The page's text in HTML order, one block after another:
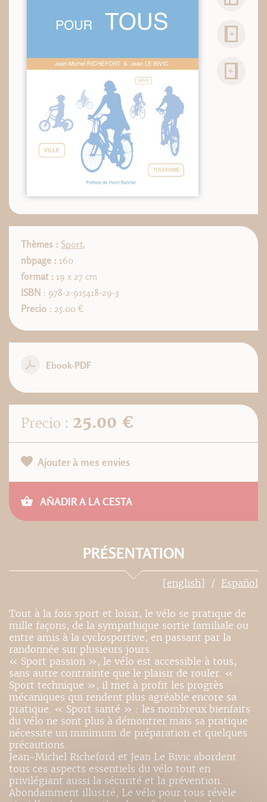
Thèmes : Sport,
nbpage : 160
format : 19 x 27 cm
ISBN : 978-2-915418-29-3
Precio : 25.00 €
Ebook-PDF
Precio : 25.00 €
Ajouter à mes envies
AÑADIR A LA CESTA
PRÉSENTATION
[english] Español
Tout à la fois sport et loisir, le vélo se pratique de
mille façons, de la sympathique sortie familiale ou
entre amis à la cyclosportive, en passant par la
randonnée sur plusieurs jours.
« Sport passion », le vélo est accessible à tous,
sans autre contrainte que le plaisir de rouler. «
Sport technique », il met à profit les progrès
mécaniques qui rendent plus agréable encore sa
pratique. « Sport santé » : les nombreux bienfaits
du vélo ne sont plus à démontrer mais sa pratique
nécessite un minimum de préparation et quelques
précautions.
Jean-Michel Richeford et Jean Le Bivic abordent
tous ces aspects essentiels du vélo tout en
privilégiant aussi la sécurité et la prévention.
Abondamment illustré, Le vélo pour tous révèle